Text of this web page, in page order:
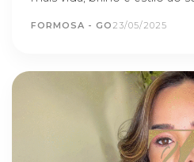
FORMOSA - GO 23/05/2025